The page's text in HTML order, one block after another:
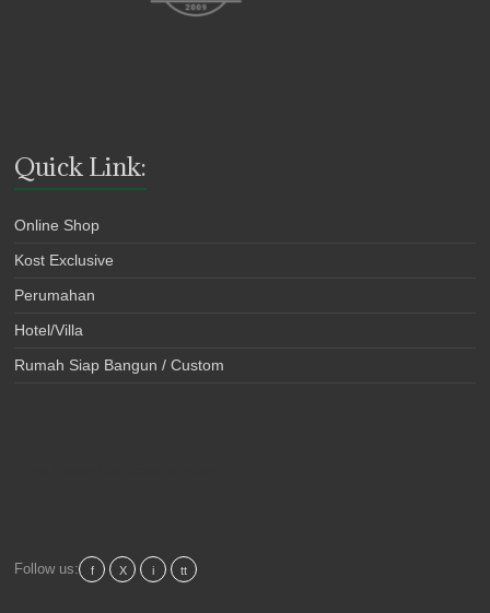
Quick Link:
Online Shop
Kost Exclusive
Perumahan
Hotel/Villa
Rumah Siap Bangun / Custom
Follow us: f X i tt